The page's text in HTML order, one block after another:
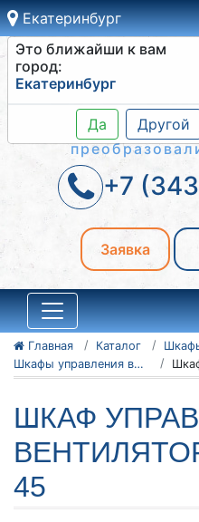
Екатеринбург
Это ближайши к вам
город:
Екатеринбург
Да Другой
Шкафы
+7
Заявка
Главная Каталог
Шкафы управления вентиляторами ШУВ
ШКАФ
45